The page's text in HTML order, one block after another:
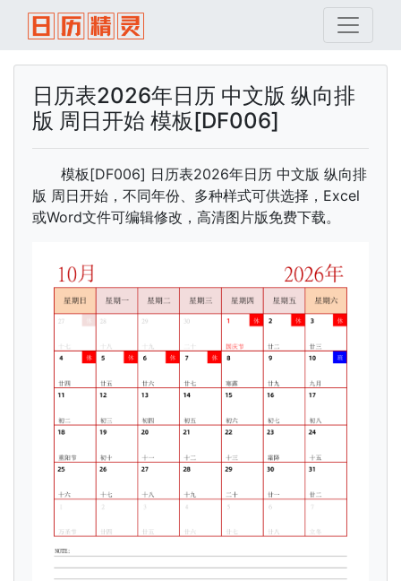
日历表2026年日历 中文版 纵向排
版 周日开始 模板[DF006]
模板[DF006] 日历表2026年日历 中文版 纵向排
版 周日开始，不同年份、多种样式可供选择，Excel
或Word文件可编辑修改，高清图片版免费下载。